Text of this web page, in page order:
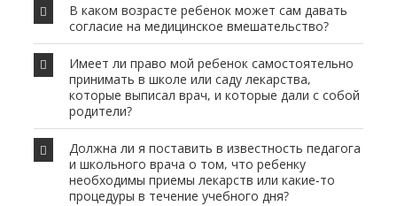
В каком возрасте ребенок может сам давать
согласие на медицинское вмешательство?
Имеет ли право мой ребенок самостоятельно
принимать в школе или саду лекарства,
которые выписал врач, и которые дали с собой
родители?
Должна ли я поставить в известность педагога
и школьного врача о том, что ребенку
необходимы приемы лекарств или какие-то
процедуры в течение учебного дня?